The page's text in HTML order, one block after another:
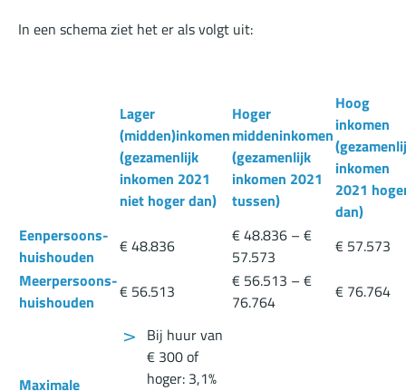
In een schema ziet het er als volgt uit:
Lager
(midden)inkomen
(gezamenlijk
inkomen 2021
niet hoger dan)
Hoger
middeninkomen
(gezamenlijk
inkomen 2021
tussen)
Hoog
inkomen
inkomen
2021
dan)
Eenpersoons-
huishouden
€ 48.836
€ 48.836 – €
57.573
€ 57.573
Meerpersoons-
huishouden
€ 56.513
€ 56.513 – €
76.764
€ 76.764
Maximale
Bij huur van
€ 300 of
hoger: 3,1%